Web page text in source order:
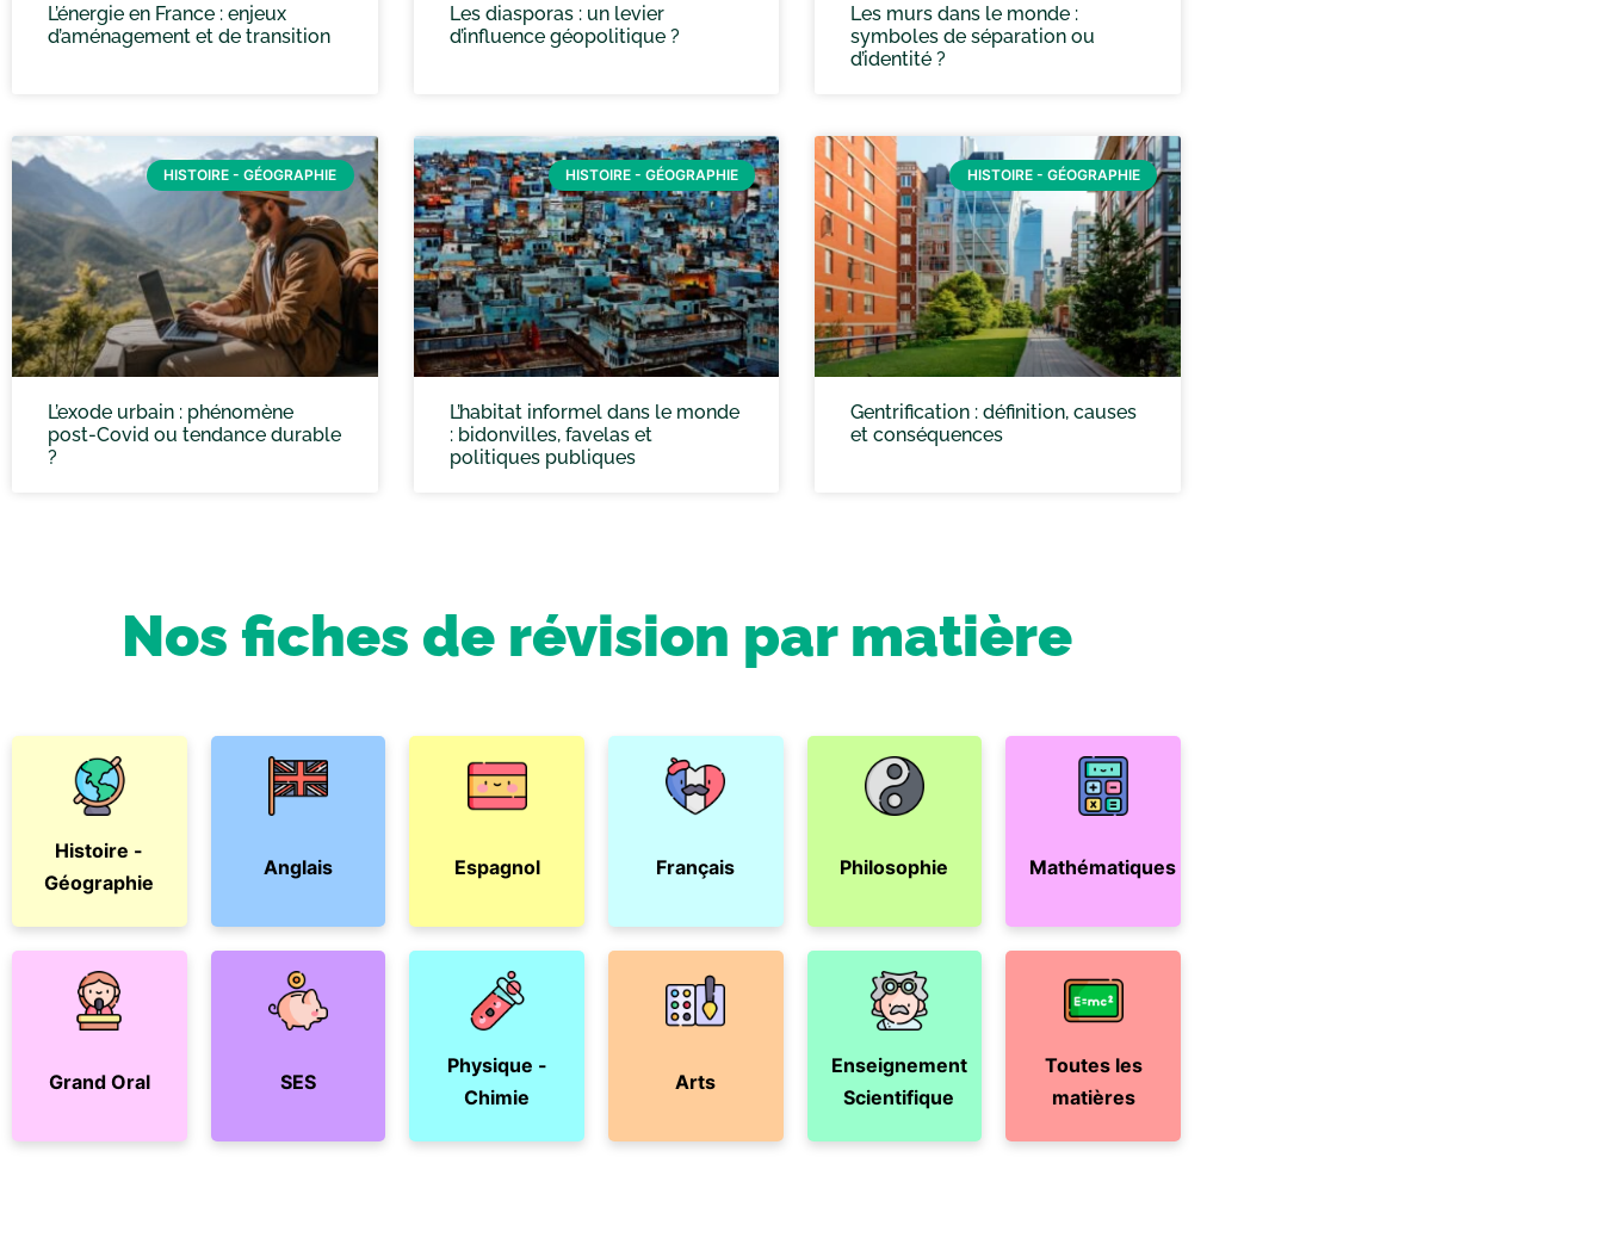
L’énergie en France : enjeux
d’aménagement et de transition
Les diasporas : un levier
d’influence géopolitique ?
Les murs dans le monde :
symboles de séparation ou
d’identité ?
HISTOIRE - GÉOGRAPHIE
L’exode urbain : phénomène
post-Covid ou tendance durable
?
HISTOIRE - GÉOGRAPHIE
L’habitat informel dans le monde
: bidonvilles, favelas et
politiques publiques
HISTOIRE - GÉOGRAPHIE
Gentrification : définition, causes
et conséquences
Nos fiches de révision par matière
Histoire -
Géographie
Anglais Espagnol Français Philosophie Mathématiques
Grand Oral SES
Physique -
Chimie
Arts
Enseignement
Scientifique
Toutes les
matières